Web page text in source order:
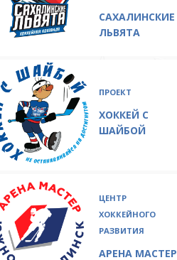
САХАЛИНСКИЕ
ЛЬВЯТА
ПРОЕКТ
ХОККЕЙ С
ШАЙБОЙ
ЦЕНТР
ХОККЕЙНОГО
РАЗВИТИЯ
АРЕНА МАСТЕР